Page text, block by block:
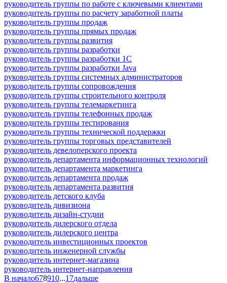
руководитель группы по работе с ключевыми клиентами
руководитель группы по расчету заработной платы
руководитель группы продаж
руководитель группы прямых продаж
руководитель группы развития
руководитель группы разработки
руководитель группы разработки 1С
руководитель группы разработки Java
руководитель группы системных администраторов
руководитель группы сопровождения
руководитель группы строительного контроля
руководитель группы телемаркетинга
руководитель группы телефонных продаж
руководитель группы тестирования
руководитель группы технической поддержки
руководитель группы торговых представителей
руководитель девелоперского проекта
руководитель департамента информационных технологий
руководитель департамента маркетинга
руководитель департамента продаж
руководитель департамента развития
руководитель детского клуба
руководитель дивизиона
руководитель дизайн-студии
руководитель дилерского отдела
руководитель дилерского центра
руководитель инвестиционных проектов
руководитель инженерной службы
руководитель интернет-магазина
руководитель интернет-направления
В начало678910...17дальше